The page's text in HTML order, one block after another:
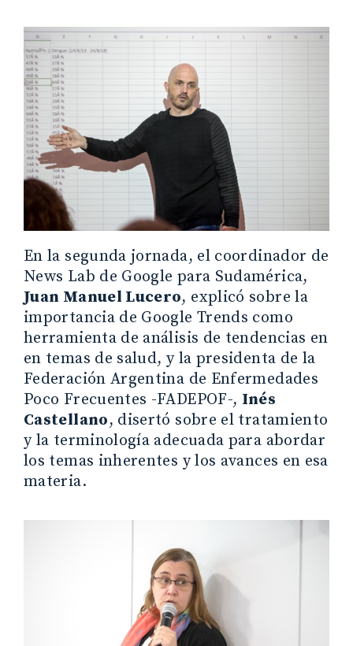
En la segunda jornada, el coordinador de
News Lab de Google para Sudamérica,
Juan Manuel Lucero, explicó sobre la
importancia de Google Trends como
herramienta de análisis de tendencias en
en temas de salud, y la presidenta de la
Federación Argentina de Enfermedades
Poco Frecuentes -FADEPOF-, Inés
Castellano, disertó sobre el tratamiento
y la terminología adecuada para abordar
los temas inherentes y los avances en esa
materia.